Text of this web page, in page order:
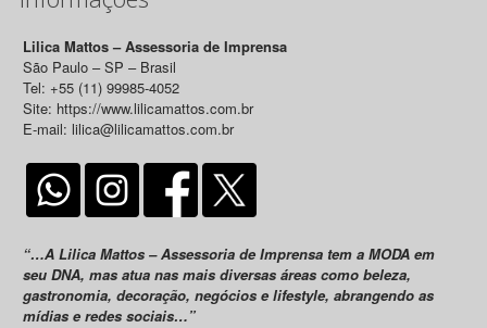
Lilica Mattos – Assessoria de Imprensa
São Paulo – SP – Brasil
Tel: +55 (11) 99985-4052
Site: https://www.lilicamattos.com.br
E-mail: lilica@lilicamattos.com.br
“…A Lilica Mattos – Assessoria de Imprensa tem a MODA em
seu DNA, mas atua nas mais diversas áreas como beleza,
gastronomia, decoração, negócios e lifestyle, abrangendo as
mídias e redes sociais…”